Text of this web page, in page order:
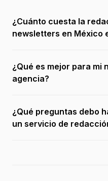
¿Cuánto cuesta la
newsletters en México
¿Qué es mejor para
agencia?
¿Qué preguntas debo
un servicio de